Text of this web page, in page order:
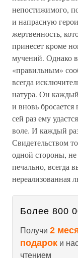
непостижимого,
и напрасную
жертвенность,
принесет кроме
мучений. Однако
«правильным»
всегда
натура. Он
и вновь
сей раз ему
воле. И каждый
Свидетельством
одной стороны, не
печально, всегда
нереализованная
Более 800
Получи 2
подарок и
чтением